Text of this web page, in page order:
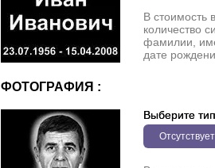
В стоимость
количество
фамилии,
дате
ФОТОГРАФИЯ :
Выберите тип
Отсутствует